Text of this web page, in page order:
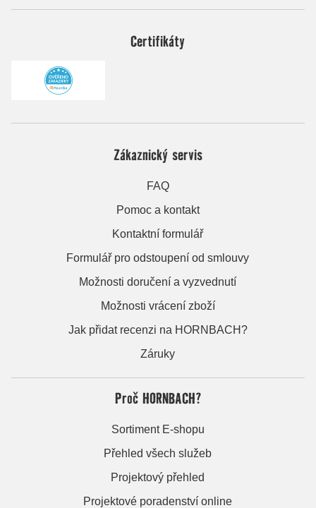
Certifikáty
Zákaznický servis
FAQ
Pomoc a kontakt
Kontaktní formulář
Formulář pro odstoupení od smlouvy
Možnosti doručení a vyzvednutí
Možnosti vrácení zboží
Jak přidat recenzi na HORNBACH?
Záruky
Proč HORNBACH?
Sortiment E-shopu
Přehled všech služeb
Projektový přehled
Projektové poradenství online